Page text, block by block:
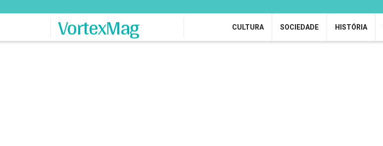
VortexMag CULTURA SOCIEDADE HISTÓRIA